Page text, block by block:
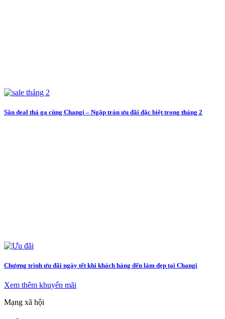
Săn deal thả ga cùng Changi – Ngập tràn ưu đãi đặc biệt trong tháng 2
Chương trình ưu đãi ngày tết khi khách hàng đến làm đẹp tại Changi
Xem thêm khuyến mãi
Mạng xã hội